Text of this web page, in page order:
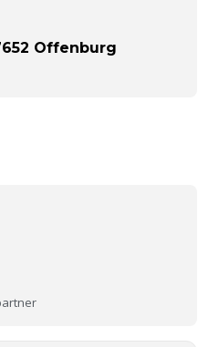
Offenburg